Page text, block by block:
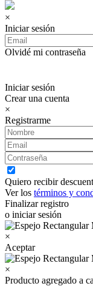
×
Iniciar sesión
Olvidé mi contraseña
Iniciar sesión
Crear una cuenta
×
Registrarme
Quiero recibir
Ver los términos y
Finalizar registro
o iniciar sesión
×
Aceptar
×
Producto agregado a